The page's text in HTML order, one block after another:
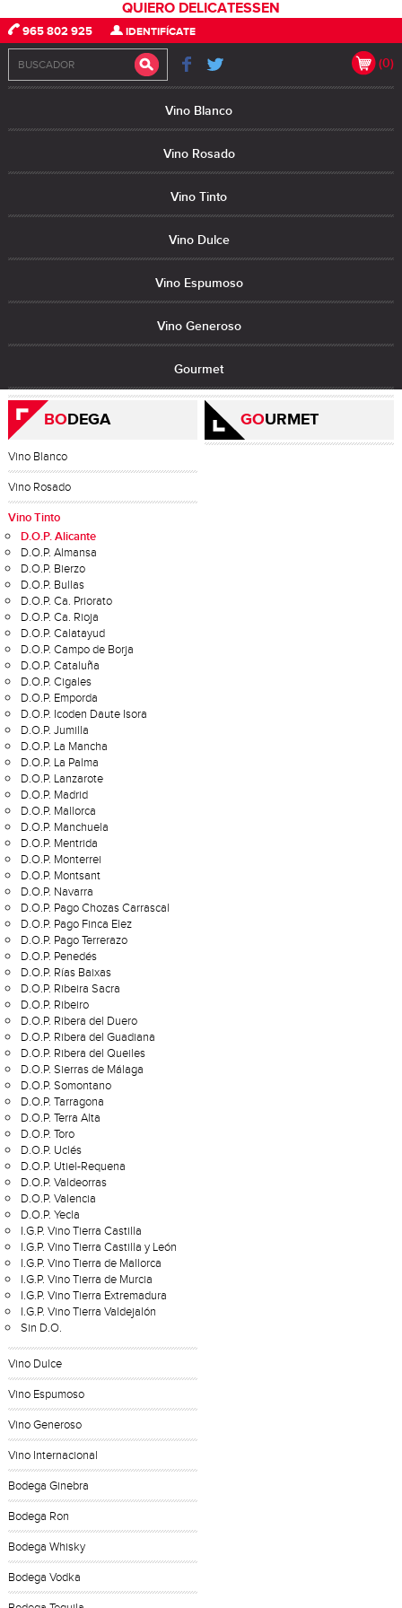
965 802 925 IDENTIFÍCATE
(0)
Vino Blanco
Vino Rosado
Vino Tinto
Vino Dulce
Vino Espumoso
Vino Generoso
Gourmet
QUIERO DELICATESSEN
BODEGA
Vino Blanco
Vino Rosado
Vino Tinto
D.O.P. Alicante
D.O.P. Almansa
D.O.P. Bierzo
D.O.P. Bullas
D.O.P. Ca. Priorato
D.O.P. Ca. Rioja
D.O.P. Calatayud
D.O.P. Campo de Borja
D.O.P. Cataluña
D.O.P. Cigales
D.O.P. Emporda
D.O.P. Icoden Daute Isora
D.O.P. Jumilla
D.O.P. La Mancha
D.O.P. La Palma
D.O.P. Lanzarote
D.O.P. Madrid
D.O.P. Mallorca
D.O.P. Manchuela
D.O.P. Mentrida
D.O.P. Monterrei
D.O.P. Montsant
D.O.P. Navarra
D.O.P. Pago Chozas Carrascal
D.O.P. Pago Finca Elez
D.O.P. Pago Terrerazo
D.O.P. Penedés
D.O.P. Rías Baixas
D.O.P. Ribeira Sacra
D.O.P. Ribeiro
D.O.P. Ribera del Duero
D.O.P. Ribera del Guadiana
D.O.P. Ribera del Queiles
D.O.P. Sierras de Málaga
D.O.P. Somontano
D.O.P. Tarragona
D.O.P. Terra Alta
D.O.P. Toro
D.O.P. Uclés
D.O.P. Utiel-Requena
D.O.P. Valdeorras
D.O.P. Valencia
D.O.P. Yecla
I.G.P. Vino Tierra Castilla
I.G.P. Vino Tierra Castilla y León
I.G.P. Vino Tierra de Mallorca
I.G.P. Vino Tierra de Murcia
I.G.P. Vino Tierra Extremadura
I.G.P. Vino Tierra Valdejalón
Sin D.O.
Vino Dulce
Vino Espumoso
Vino Generoso
Vino Internacional
Bodega Ginebra
Bodega Ron
Bodega Whisky
Bodega Vodka
GOURMET